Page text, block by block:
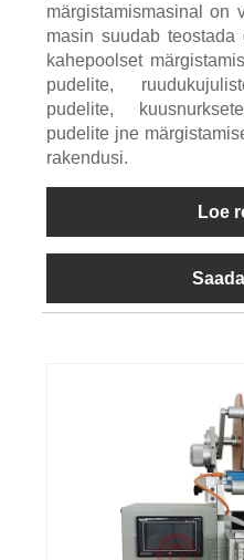
märgistamismasinal on
masin suudab
kahepoolset
pudelite,
pudelite,
pudelite jne
rakendusi.
Loe